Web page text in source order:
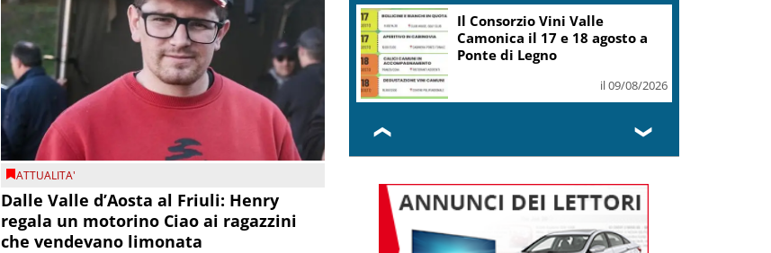
ATTUALITA'
Dalle Valle d’Aosta al Friuli: Henry
regala un motorino Ciao ai ragazzini
che vendevano limonata
In Canada oltre 20mila
evacuati per un maxi incendio
in Columbia Britannica
il 09/08/2026
❮ ❯